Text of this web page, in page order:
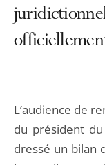
L’audience de
du président
dressé un bilan